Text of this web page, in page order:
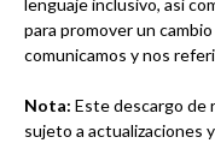
lenguaje inclusivo, así
para promover un
comunicamos y nos
Nota: Este descargo de
sujeto a actualizaciones